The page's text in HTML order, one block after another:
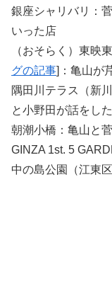
銀座シャリバリ：
いった店
（おそらく）東映
グの記事]：亀山が
隅田川テラス（新
と小野田が話をし
朝潮小橋：亀山と
GINZA 1st. 5
中の島公園（江東